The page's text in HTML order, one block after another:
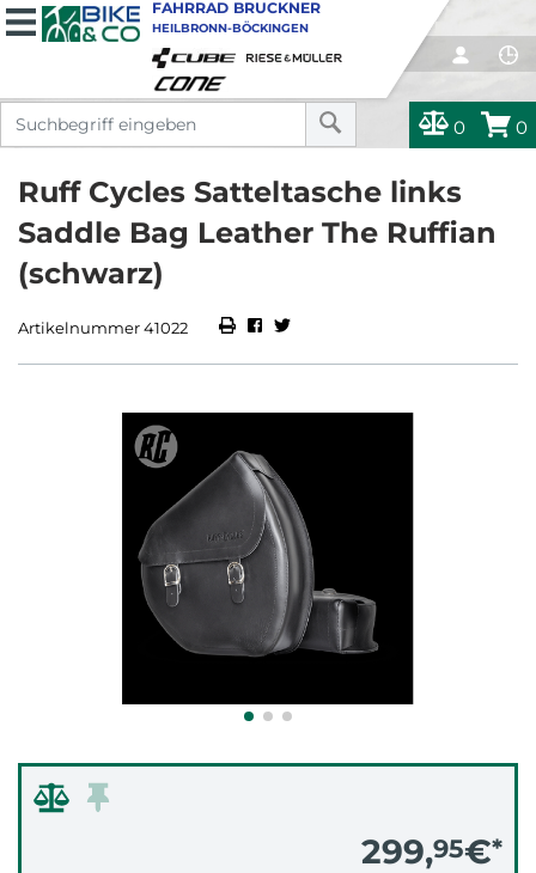
0 0
FAHRRAD BRUCKNER
HEILBRONN-BÖCKINGEN
Ruff Cycles Satteltasche links
Saddle Bag Leather The Ruffian
(schwarz)
Artikelnummer 41022
299,95€*